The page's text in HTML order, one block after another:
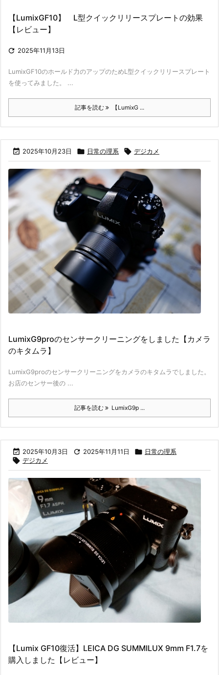
【LumixGF10】 L型クイックリリースプレートの効果
【レビュー】
 2025年11月13日
LumixGF10のホールド力のアップのためL型クイックリリースプレート
を使ってみました。 ...
記事を読む 【LumixG ...
 2025年10月23日  日常の理系  デジカメ
LumixG9proのセンサークリーニングをしました【カメラ
のキタムラ】
LumixG9proのセンサークリーニングをカメラのキタムラでしました。
お店のセンサー後の ...
記事を読む LumixG9p ...
 2025年10月3日  2025年11月11日  日常の理系
 デジカメ
【Lumix GF10復活】LEICA DG SUMMILUX 9mm F1.7を
購入しました【レビュー】